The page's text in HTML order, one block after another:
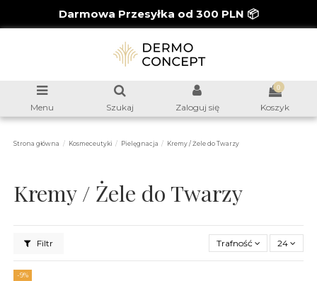
Darmowa Przesyłka od 300 PLN 📦
Menu Szukaj Zaloguj się
0
Koszyk
Strona główna Kosmeceutyki Pielęgnacja Kremy / Żele do Twarzy
Kremy / Żele do Twarzy
Filtr Trafność 24
-9%